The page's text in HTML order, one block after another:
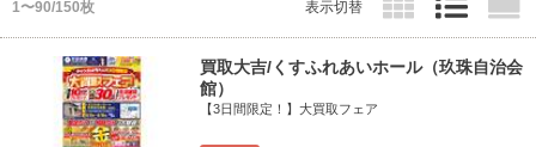
1〜90/150枚 表示切替
買取大吉/くすふれあいホール（玖珠自治会
館）
【3日間限定！】大買取フェア